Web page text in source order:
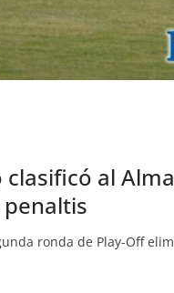
al
ronda de Play-Off